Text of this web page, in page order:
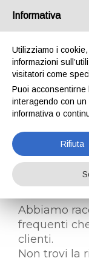
FAQ
HOME FAQ
LE
Abbiamo
frequenti
clienti.
Non trovi la
Informativa
Utilizziamo i
informazioni
visitatori come
Puoi acconsentirne
interagendo con
informativa o
Rifiuta